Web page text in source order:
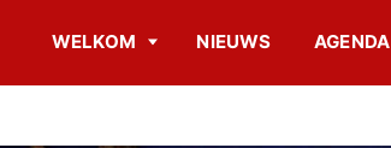
WELKOM NIEUWS AGENDA